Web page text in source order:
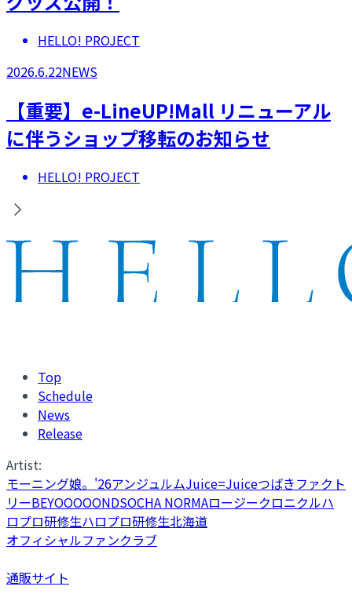
HELLO! PROJECT
2026.6.22NEWS
【重要】e-LineUP!Mall リニューアル
に伴うショップ移転のお知らせ
HELLO! PROJECT
Top
Schedule
News
Release
Artist:
モーニング娘。'26アンジュルムJuice=Juiceつばきファクト
リーBEYOOOOONDSOCHA NORMAロージークロニクルハ
ロプロ研修生ハロプロ研修生北海道
オフィシャルファンクラブ
通販サイト